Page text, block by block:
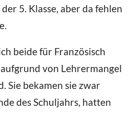
5. Klasse, aber da fehlen
beide für Französisch
von Lehrermangel
Sie bekamen sie zwar
des Schuljahrs, hatten